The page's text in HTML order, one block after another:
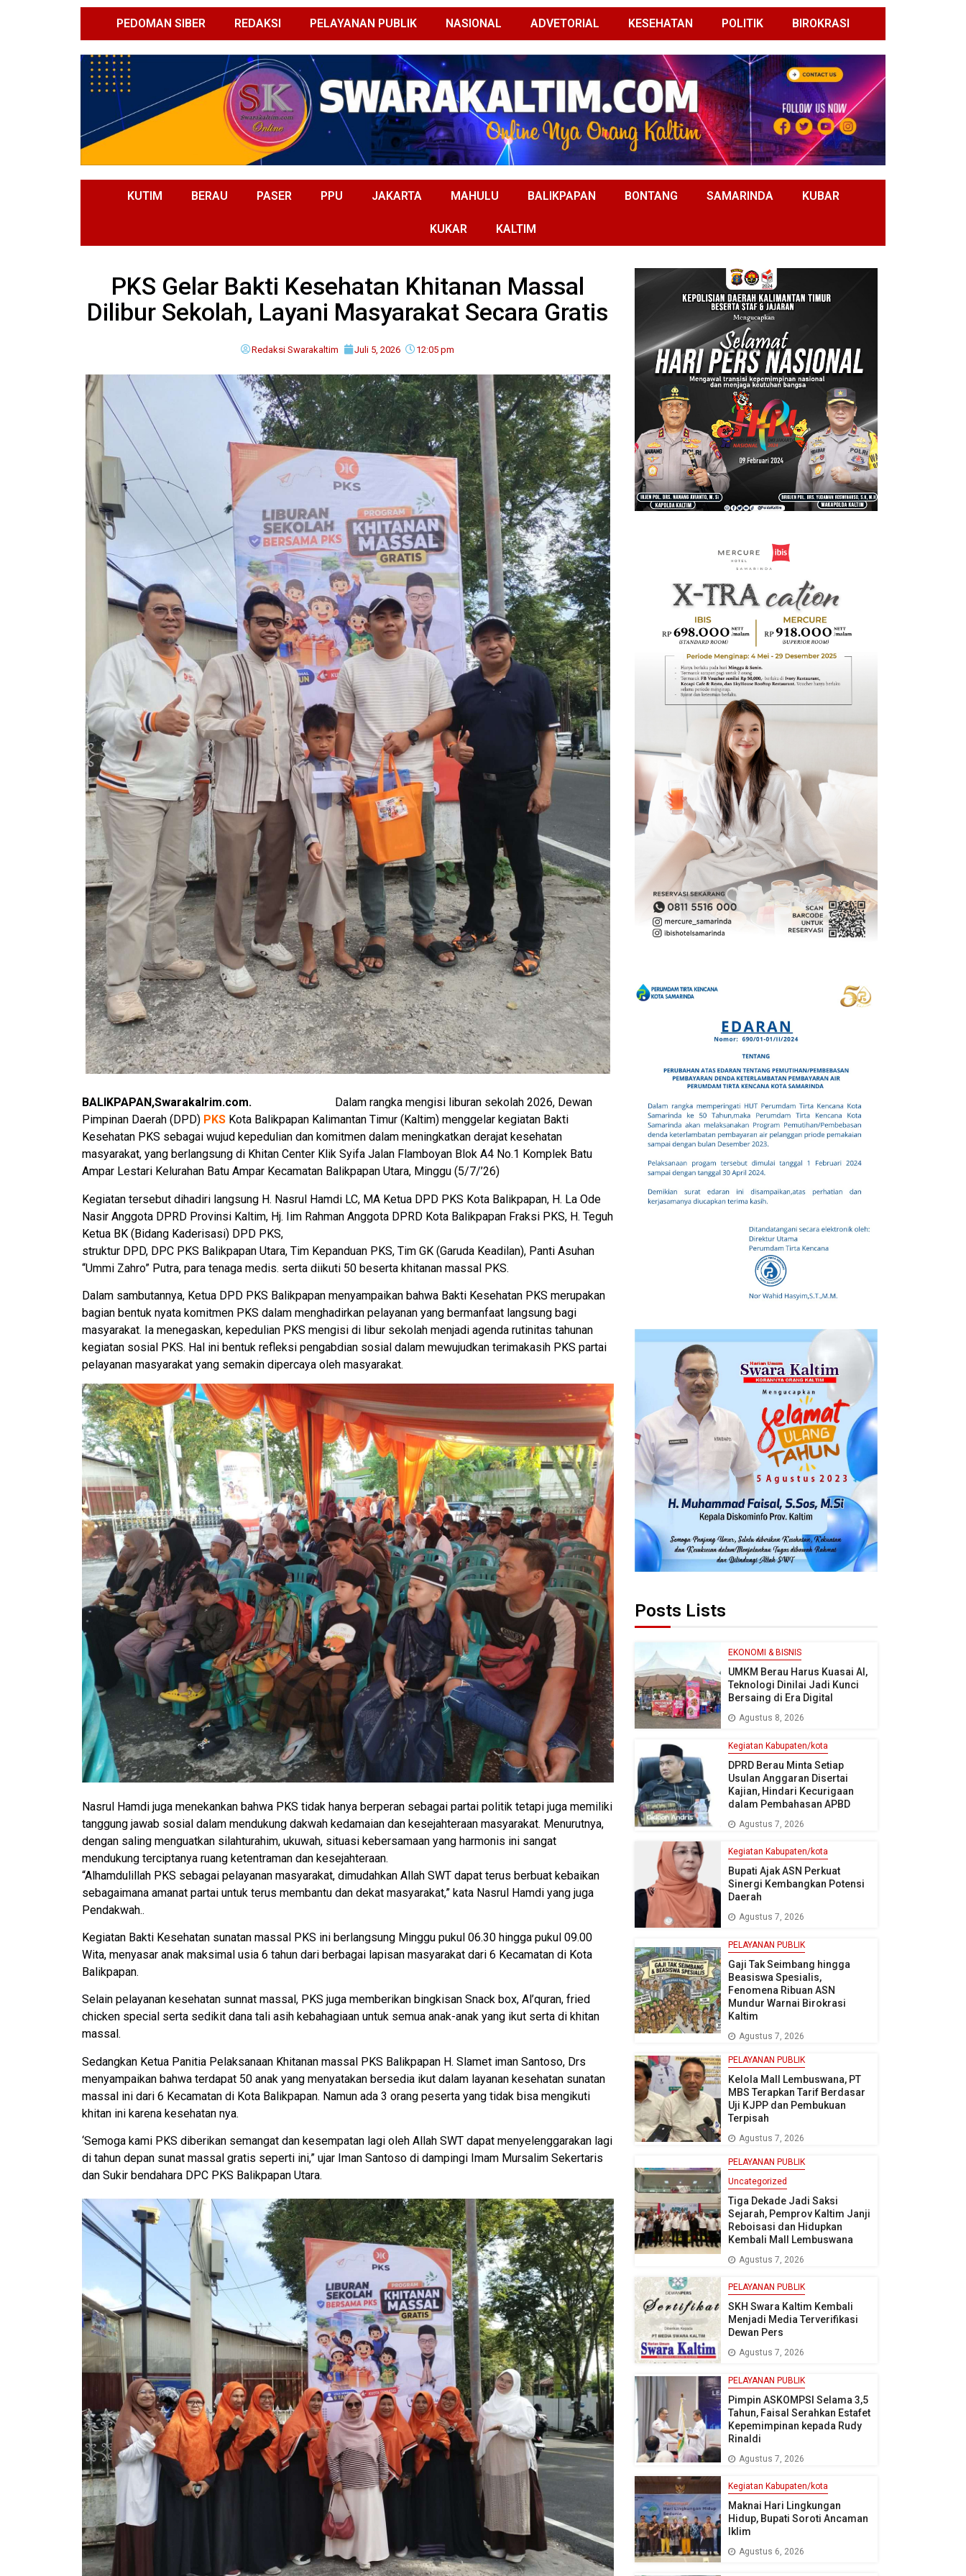
PEDOMAN SIBER REDAKSI PELAYANAN PUBLIK NASIONAL ADVETORIAL KESEHATAN POLITIK BIROKRASI
KUTIM BERAU PASER PPU JAKARTA MAHULU BALIKPAPAN BONTANG SAMARINDA KUBAR
KUKAR KALTIM
PKS Gelar Bakti Kesehatan Khitanan Massal
Dilibur Sekolah, Layani Masyarakat Secara Gratis
Redaksi Swarakaltim Juli 5, 2026 12:05 pm
BALIKPAPAN,Swarakalrim.com. Dalam rangka mengisi liburan sekolah 2026, Dewan
Pimpinan Daerah (DPD) PKS Kota Balikpapan Kalimantan Timur (Kaltim) menggelar kegiatan Bakti
Kesehatan PKS sebagai wujud kepedulian dan komitmen dalam meningkatkan derajat kesehatan
masyarakat, yang berlangsung di Khitan Center Klik Syifa Jalan Flamboyan Blok A4 No.1 Komplek Batu
Ampar Lestari Kelurahan Batu Ampar Kecamatan Balikpapan Utara, Minggu (5/7/’26)
Kegiatan tersebut dihadiri langsung H. Nasrul Hamdi LC, MA Ketua DPD PKS Kota Balikpapan, H. La Ode
Nasir Anggota DPRD Provinsi Kaltim, Hj. Iim Rahman Anggota DPRD Kota Balikpapan Fraksi PKS, H. Teguh
Ketua BK (Bidang Kaderisasi) DPD PKS,
struktur DPD, DPC PKS Balikpapan Utara, Tim Kepanduan PKS, Tim GK (Garuda Keadilan), Panti Asuhan
“Ummi Zahro” Putra, para tenaga medis. serta diikuti 50 beserta khitanan massal PKS.
Dalam sambutannya, Ketua DPD PKS Balikpapan menyampaikan bahwa Bakti Kesehatan PKS merupakan
bagian bentuk nyata komitmen PKS dalam menghadirkan pelayanan yang bermanfaat langsung bagi
masyarakat. Ia menegaskan, kepedulian PKS mengisi di libur sekolah menjadi agenda rutinitas tahunan
kegiatan sosial PKS. Hal ini bentuk refleksi pengabdian sosial dalam mewujudkan terimakasih PKS partai
pelayanan masyarakat yang semakin dipercaya oleh masyarakat.
Nasrul Hamdi juga menekankan bahwa PKS tidak hanya berperan sebagai partai politik tetapi juga memiliki
tanggung jawab sosial dalam mendukung dakwah kedamaian dan kesejahteraan masyarakat. Menurutnya,
dengan saling menguatkan silahturahim, ukuwah, situasi kebersamaan yang harmonis ini sangat
mendukung terciptanya ruang ketentraman dan kesejahteraan.
“Alhamdulillah PKS sebagai pelayanan masyarakat, dimudahkan Allah SWT dapat terus berbuat kebaikan
sebagaimana amanat partai untuk terus membantu dan dekat masyarakat,” kata Nasrul Hamdi yang juga
Pendakwah..
Kegiatan Bakti Kesehatan sunatan massal PKS ini berlangsung Minggu pukul 06.30 hingga pukul 09.00
Wita, menyasar anak maksimal usia 6 tahun dari berbagai lapisan masyarakat dari 6 Kecamatan di Kota
Balikpapan.
Selain pelayanan kesehatan sunnat massal, PKS juga memberikan bingkisan Snack box, Al’quran, fried
chicken special serta sedikit dana tali asih kebahagiaan untuk semua anak-anak yang ikut serta di khitan
massal.
Sedangkan Ketua Panitia Pelaksanaan Khitanan massal PKS Balikpapan H. Slamet iman Santoso, Drs
menyampaikan bahwa terdapat 50 anak yang menyatakan bersedia ikut dalam layanan kesehatan sunatan
massal ini dari 6 Kecamatan di Kota Balikpapan. Namun ada 3 orang peserta yang tidak bisa mengikuti
khitan ini karena kesehatan nya.
‘Semoga kami PKS diberikan semangat dan kesempatan lagi oleh Allah SWT dapat menyelenggarakan lagi
di tahun depan sunat massal gratis seperti ini,” ujar Iman Santoso di dampingi Imam Mursalim Sekertaris
dan Sukir bendahara DPC PKS Balikpapan Utara.
Posts Lists
EKONOMI & BISNIS
UMKM Berau Harus Kuasai AI,
Teknologi Dinilai Jadi Kunci
Bersaing di Era Digital
Agustus 8, 2026
Kegiatan Kabupaten/kota
DPRD Berau Minta Setiap
Usulan Anggaran Disertai
Kajian, Hindari Kecurigaan
dalam Pembahasan APBD
Agustus 7, 2026
Kegiatan Kabupaten/kota
Bupati Ajak ASN Perkuat
Sinergi Kembangkan Potensi
Daerah
Agustus 7, 2026
PELAYANAN PUBLIK
Gaji Tak Seimbang hingga
Beasiswa Spesialis,
Fenomena Ribuan ASN
Mundur Warnai Birokrasi
Kaltim
Agustus 7, 2026
PELAYANAN PUBLIK
Kelola Mall Lembuswana, PT
MBS Terapkan Tarif Berdasar
Uji KJPP dan Pembukuan
Terpisah
Agustus 7, 2026
PELAYANAN PUBLIK
Uncategorized
Tiga Dekade Jadi Saksi
Sejarah, Pemprov Kaltim Janji
Reboisasi dan Hidupkan
Kembali Mall Lembuswana
Agustus 7, 2026
PELAYANAN PUBLIK
SKH Swara Kaltim Kembali
Menjadi Media Terverifikasi
Dewan Pers
Agustus 7, 2026
PELAYANAN PUBLIK
Pimpin ASKOMPSI Selama 3,5
Tahun, Faisal Serahkan Estafet
Kepemimpinan kepada Rudy
Rinaldi
Agustus 7, 2026
Kegiatan Kabupaten/kota
Maknai Hari Lingkungan
Hidup, Bupati Soroti Ancaman
Iklim
Agustus 6, 2026